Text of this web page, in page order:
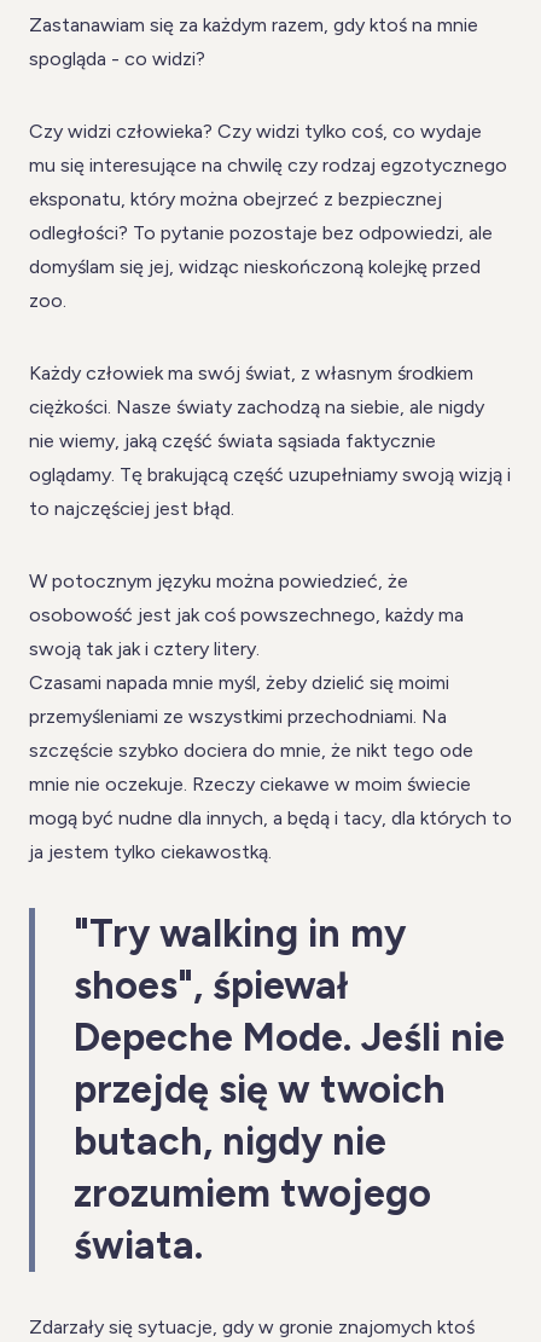
Zastanawiam się za każdym razem, gdy ktoś na mnie
spogląda - co widzi?
Czy widzi człowieka? Czy widzi tylko coś, co wydaje
mu się interesujące na chwilę czy rodzaj egzotycznego
eksponatu, który można obejrzeć z bezpiecznej
odległości? To pytanie pozostaje bez odpowiedzi, ale
domyślam się jej, widząc nieskończoną kolejkę przed
zoo.
Każdy człowiek ma swój świat, z własnym środkiem
ciężkości. Nasze światy zachodzą na siebie, ale nigdy
nie wiemy, jaką część świata sąsiada faktycznie
oglądamy. Tę brakującą część uzupełniamy swoją wizją i
to najczęściej jest błąd.
W potocznym języku można powiedzieć, że
osobowość jest jak coś powszechnego, każdy ma
swoją tak jak i cztery litery.
Czasami napada mnie myśl, żeby dzielić się moimi
przemyśleniami ze wszystkimi przechodniami. Na
szczęście szybko dociera do mnie, że nikt tego ode
mnie nie oczekuje. Rzeczy ciekawe w moim świecie
mogą być nudne dla innych, a będą i tacy, dla których to
ja jestem tylko ciekawostką.
"Try walking in my
shoes", śpiewał
Depeche Mode. Jeśli nie
przejdę się w twoich
butach, nigdy nie
zrozumiem twojego
świata.
Zdarzały się sytuacje, gdy w gronie znajomych ktoś